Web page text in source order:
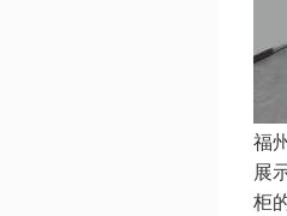
福
展
柜